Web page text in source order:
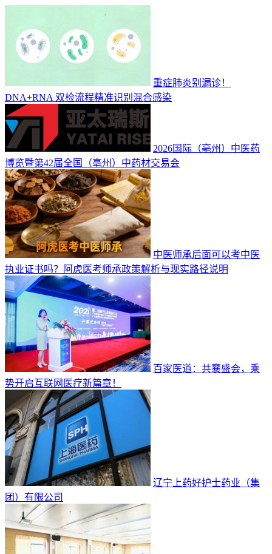
重症肺炎别漏诊！
DNA+RNA 双检流程精准识别混合感染
2026国际（亳州）中医药
博览暨第42届全国（亳州）中药材交易会
中医师承后面可以考中医
执业证书吗？阿虎医考师承政策解析与现实路径说明
百家医道：共襄盛会，乘
势开启互联网医疗新篇章！
辽宁上药好护士药业（集
团）有限公司